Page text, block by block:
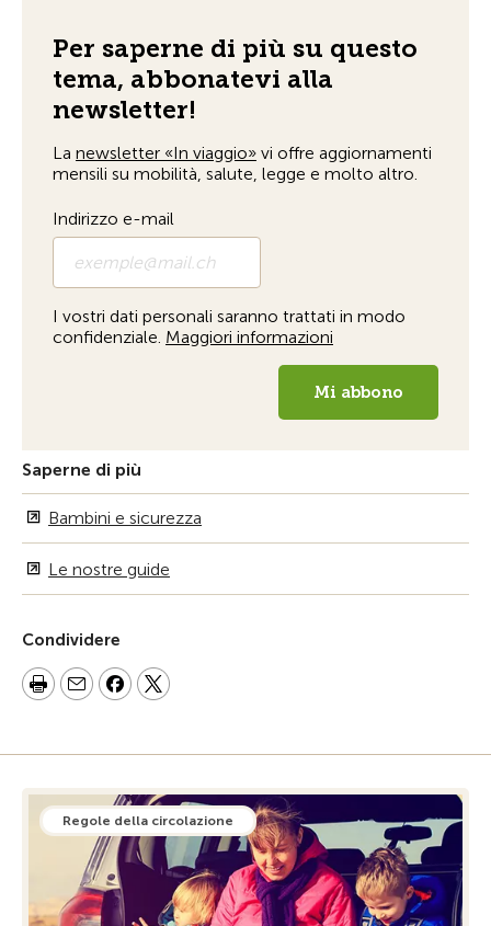
Saperne di più
Bambini e sicurezza
Le nostre guide
Condividere
Regole della circolazione